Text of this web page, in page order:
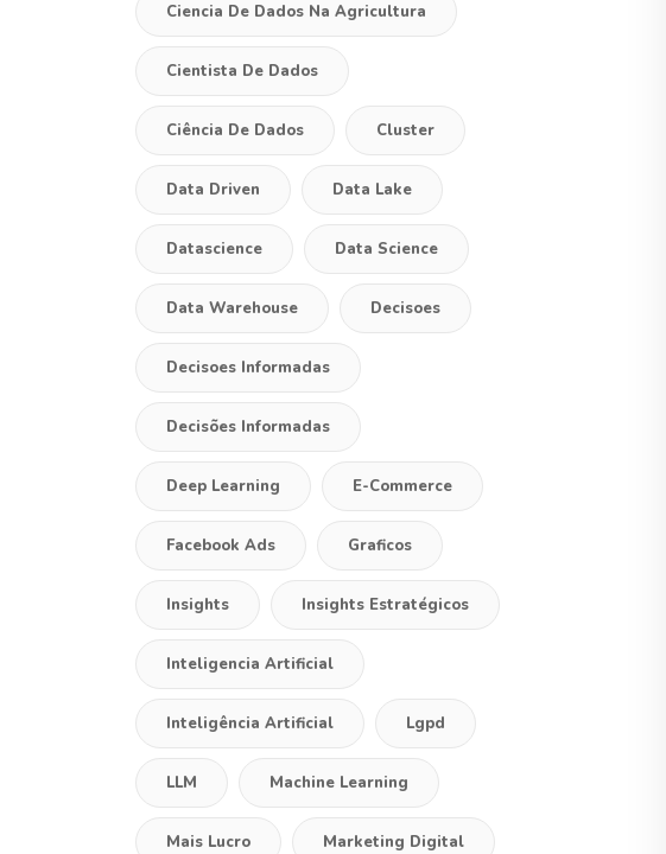
Ciencia De Dados Na Agricultura
Cientista De Dados
Ciência De Dados Cluster
Data Driven Data Lake
Datascience Data Science
Data Warehouse Decisoes
Decisoes Informadas
Decisões Informadas
Deep Learning E-Commerce
Facebook Ads Graficos
Insights Insights Estratégicos
Inteligencia Artificial
Inteligência Artificial Lgpd
LLM Machine Learning
Mais Lucro Marketing Digital